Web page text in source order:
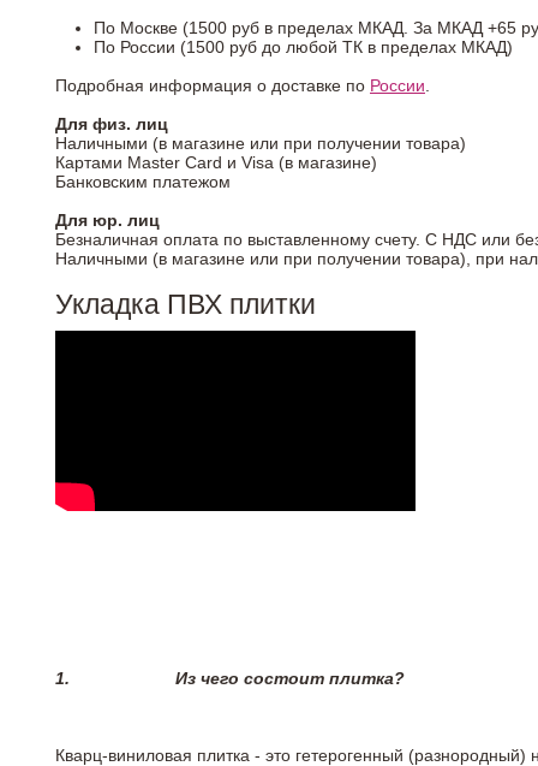
По Москве (1500 руб в пределах МКАД. За МКАД +65
По России (1500 руб до любой ТК в пределах МКАД)
Подробная информация о доставке по России
Для физ. лиц
Наличными (в магазине или при получении товара)
Картами Master Card и Visa (в магазине)
Банковским платежом
Для юр. лиц
Безналичная оплата по выставленному счету. С НДС или
Наличными (в магазине или при получении товара), при
Укладка ПВХ плитки
1. Из чего состоит плитка?
Кварц-виниловая плитка - это гетерогенный